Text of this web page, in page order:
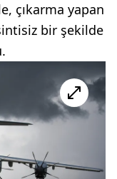
çıkarma yapan
bir şekilde